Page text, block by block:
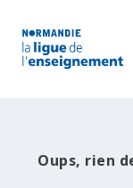
Oups, rien